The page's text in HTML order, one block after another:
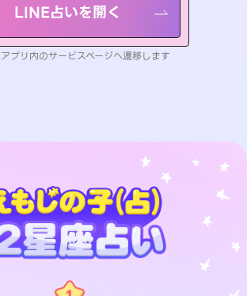
LINE占いを開く
プリ内のサービスページへ遷移します